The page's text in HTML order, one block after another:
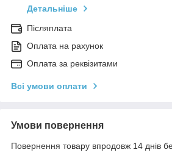
Детальніше
Післяплата
Оплата на рахунок
Оплата за реквізитами
Всі умови оплати
Умови повернення
Повернення товару впродовж 14 днів